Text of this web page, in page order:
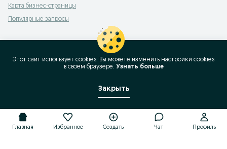
Карта бизнес-страницы
Популярные запросы
Главная Избранное Создать Чат Профиль
Этот сайт использует cookies. Вы можете изменить настройки cookies
в своeм браузере. Узнать больше
Закрыть